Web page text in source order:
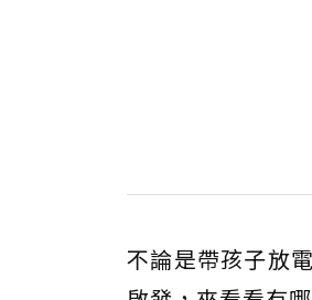
不論是帶孩子放